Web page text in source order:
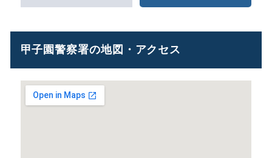
甲子園警察署の地図・アクセス